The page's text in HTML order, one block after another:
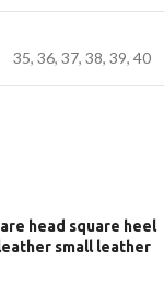
35, 36, 37, 38, 39, 40
head square heel
small leather